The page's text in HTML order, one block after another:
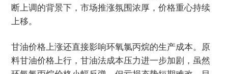
断上调的背景下，市场推涨氛围浓厚，价格重心持续
上移。
甘油价格上涨还直接影响环氧氯丙烷的生产成本。原
料甘油价格上行，甘油法成本压力进一步加剧，虽然